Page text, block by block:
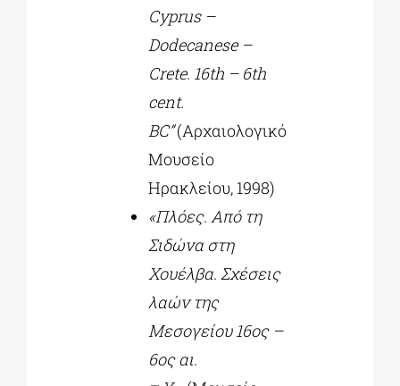
Cyprus –
Dodecanese –
Crete. 16th – 6th
cent.
BC”(Αρχαιολογικό
Μουσείο
Ηρακλείου, 1998)
«Πλόες. Από τη
Σιδώνα στη
Χουέλβα. Σχέσεις
λαών της
Μεσογείου 16ος –
6ος αι.